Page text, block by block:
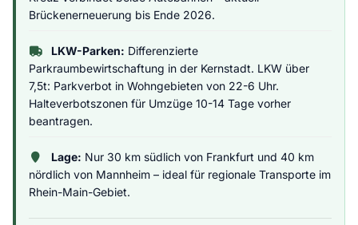
Brückenerneuerung bis Ende 2026.
LKW-Parken: Differenzierte
Parkraumbewirtschaftung in der Kernstadt. LKW über
7,5t: Parkverbot in Wohngebieten von 22-6 Uhr.
Halteverbotszonen für Umzüge 10-14 Tage vorher
beantragen.
Lage: Nur 30 km südlich von Frankfurt und 40 km
nördlich von Mannheim – ideal für regionale Transporte im
Rhein-Main-Gebiet.